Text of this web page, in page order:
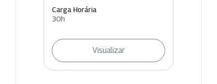
Carga Horária
30h
Visualizar